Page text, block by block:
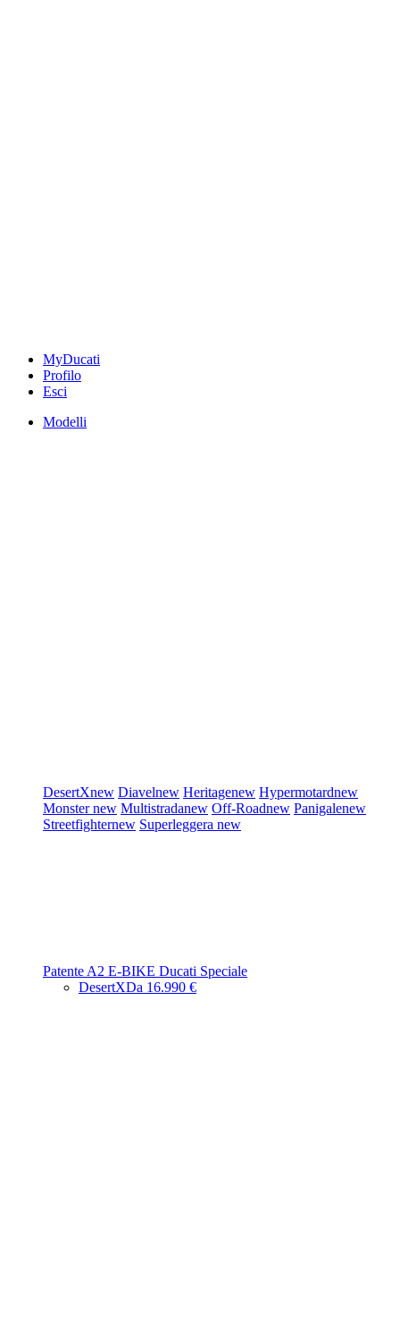
MyDucati
Profilo
Esci
Modelli
DesertXnew Diavelnew Heritagenew Hypermotardnew
Monsternew Multistradanew Off-Roadnew Panigalenew
Streetfighternew Superleggera new
Patente A2 E-BIKE Ducati Speciale
DesertXDa 16.990 €